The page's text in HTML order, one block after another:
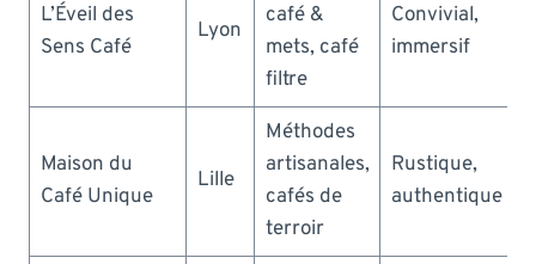
L’Éveil des
Sens Café
Lyon
café &
mets, café
filtre
Convivial,
immersif
Maison du
Café Unique
Lille
Méthodes
artisanales,
cafés de
terroir
Rustique,
authentique